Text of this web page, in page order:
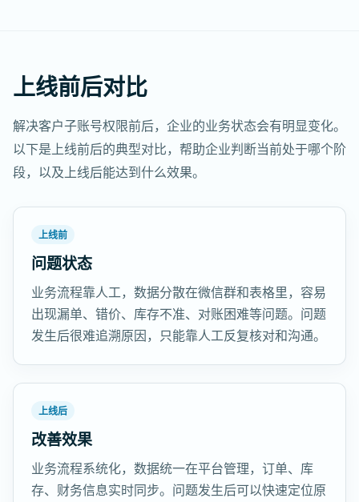
上线前后对比
解决客户子账号权限前后，企业的业务状态会有明显变化。
以下是上线前后的典型对比，帮助企业判断当前处于哪个阶
段，以及上线后能达到什么效果。
上线前
问题状态
业务流程靠人工，数据分散在微信群和表格里，容易
出现漏单、错价、库存不准、对账困难等问题。问题
发生后很难追溯原因，只能靠人工反复核对和沟通。
上线后
改善效果
业务流程系统化，数据统一在平台管理，订单、库
存、财务信息实时同步。问题发生后可以快速定位原